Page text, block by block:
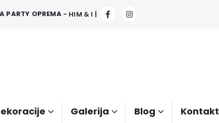
PARTY OPREMA - HIM & I |
Galerija Blog Kontakt